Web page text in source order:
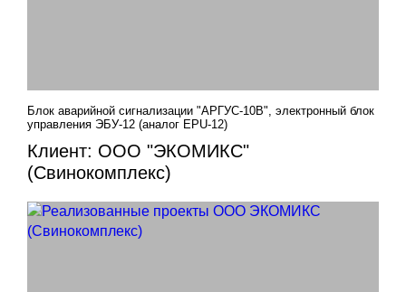
Клиент: ООО "ЭКОМИКС"
(Свинокомплекс)
Блок аварийной сигнализации "АРГУС-10В", электронный блок
управления ЭБУ-12 (аналог EPU-12)